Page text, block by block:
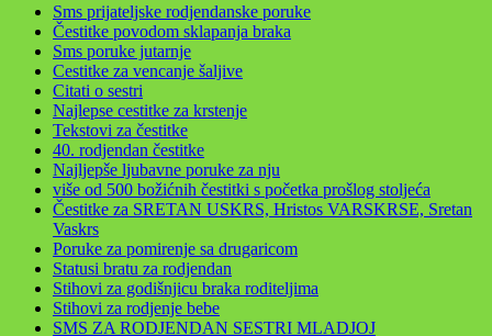
Sms prijateljske rodjendanske poruke
Čestitke povodom sklapanja braka
Sms poruke jutarnje
Cestitke za vencanje šaljive
Citati o sestri
Najlepse cestitke za krstenje
Tekstovi za čestitke
40. rodjendan čestitke
Najljepše ljubavne poruke za nju
više od 500 božićnih čestitki s početka prošlog stoljeća
Čestitke za SRETAN USKRS, Hristos VARSKRSE, Sretan
Vaskrs
Poruke za pomirenje sa drugaricom
Statusi bratu za rodjendan
Stihovi za godišnjicu braka roditeljima
Stihovi za rodjenje bebe
SMS ZA RODJENDAN SESTRI MLADJOJ